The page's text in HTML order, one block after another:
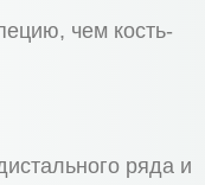
чем кость-
ряда и